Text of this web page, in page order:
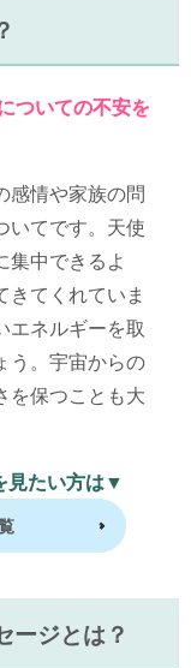
ついての不安を
感情や家族の問
いてです。天使
集中できるよ
きてくれていま
エネルギーを取
う。宇宙からの
を保つことも大
見たい方は▼
ージとは？